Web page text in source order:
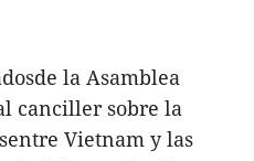
la Asamblea
canciller sobre la
Vietnam y las